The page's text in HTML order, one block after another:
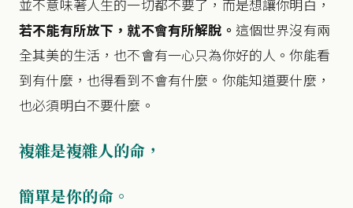
並不意味著人生的一切都不要了，而是想讓你明白，
若不能有所放下， 就不會有所解脫。 這個世界沒有兩
全其美的生活，也不會有一心只為你好的人。你能看
到有什麼，也得看到不會有什麼。你能知道要什麼，
也必須明白不要什麼。
複雜是複雜人的命，
簡單是你的命。